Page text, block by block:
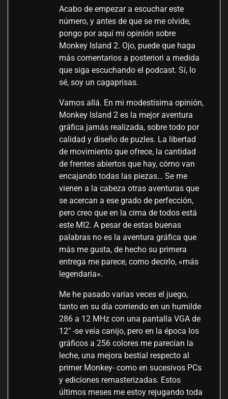
Acabo de empezar a escuchar este
número, y antes de que se me olvide,
pongo por aquí mi opinión sobre
Monkey Island 2. Ojo, puede que haga
más comentarios a posteriori a medida
que siga escuchando el podcast. Sí, lo
sé, soy un cagaprisas.
Vamos allá. En mi modestísima opinión,
Monkey Island 2 es la mejor aventura
gráfica jamás realizada, sobre todo por
calidad y diseño de puzles. La libertad
de movimiento que ofrece, la cantidad
de frentes abiertos que hay, cómo van
encajando todas las piezas… Se me
vienen a la cabeza otras aventuras que
se acercan a ese grado de perfección,
pero creo que en la cima de todos está
este MI2. A pesar de estas buenas
palabras no es la aventura gráfica que
más me gusta, de hecho su primera
entrega me parece, como decirlo, «más
legendaria».
Me he pasado varias veces el juego,
tanto en su día corriendo en un humilde
286 a 12 MHz con una pantalla VGA de
12″ -se veía canijo, pero en la época los
gráficos a 256 colores me parecían la
leche, una mejora bestial respecto al
primer Monkey- como en sucesivos PCs
y ediciones remasterizadas. Estos
últimos meses me estoy rejugando toda